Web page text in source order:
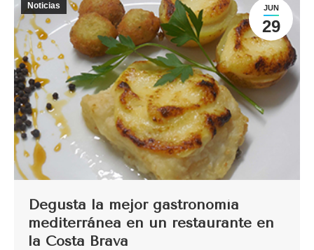
JUN
29
Noticias
Degusta la mejor gastronomía
mediterránea en un restaurante en
la Costa Brava